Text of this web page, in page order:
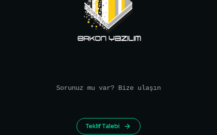
Sorunuz mu var? Bize ulaşın
Teklif Talebi